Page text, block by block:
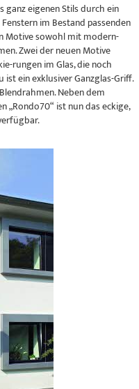
eigenen Stils durch ein
im Bestand passenden
Motive sowohl mit modern-
Zwei der neuen Motive
rungen im Glas, die noch
ist ein exklusiver Ganzglas-Griff.
Neben dem
„Rondo70“ ist nun das eckige,